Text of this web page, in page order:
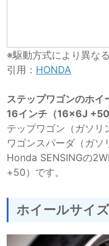
※駆動方式により異なる
引用： HONDA
ステップワゴンのホイ
16インチ（16×6J +50
テップワゴン（ガソ
ワゴンスパーダ（ガ
Honda SENSINGの
+50）です。
ホイールサイ